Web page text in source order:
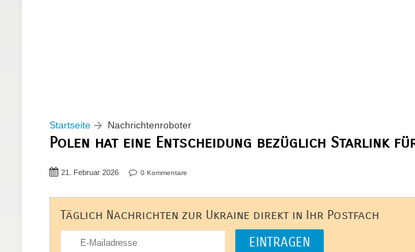
Startseite Nachrichtenroboter
Polen hat eine Entscheidung bezüglich Starlink
21. Februar 2026 0 Kommentare
Täglich Nachrichten zur Ukraine direkt in Ihr Postfach